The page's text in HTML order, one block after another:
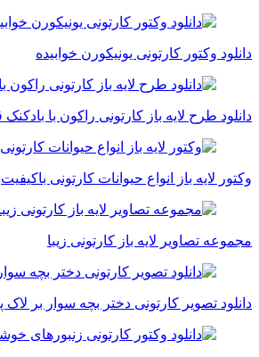
دانلود وکتور کارتونی یونیکورن خوابیده
دانلود طرح لایه باز کارتونی راکون با بادکنک
وکتور لایه باز انواع حیوانات کارتونی باکیفیت
مجموعه تصاویر لایه باز کارتونی زیبا
دانلود تصویر کارتونی دختر بچه سوار بر